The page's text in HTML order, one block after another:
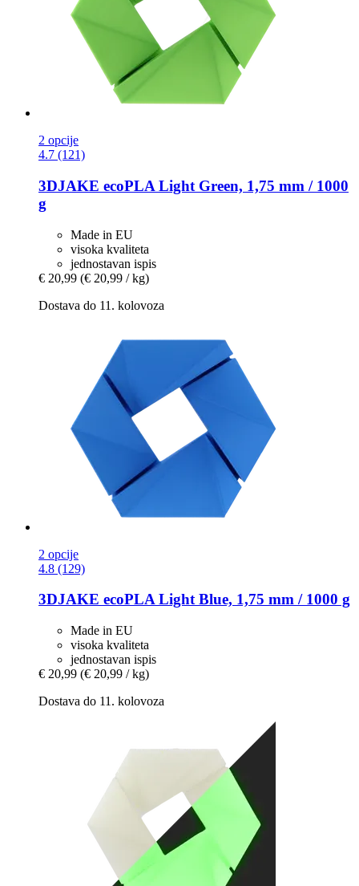
2 opcije
4.7 (121)
3DJAKE ecoPLA Light Green, 1,75 mm / 1000
g
Made in EU
visoka kvaliteta
jednostavan ispis
€ 20,99 (€ 20,99 / kg)
Dostava do 11. kolovoza
2 opcije
4.8 (129)
3DJAKE ecoPLA Light Blue, 1,75 mm / 1000 g
Made in EU
visoka kvaliteta
jednostavan ispis
€ 20,99 (€ 20,99 / kg)
Dostava do 11. kolovoza